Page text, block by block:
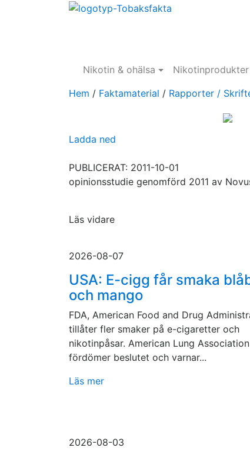
Nikotin & ohälsa Nikotinprodukter
Hem / Faktamaterial / Rapporter /
Ladda ned
PUBLICERAT: 2011-10-01
opinionsstudie genomförd 2011 av
Läs vidare
2026-08-07
USA: E-cigg får smaka
och mango
FDA, American Food and Drug
tillåter fler smaker på e-cigaretter och
nikotinpåsar. American Lung Association
fördömer beslutet och varnar...
Läs mer
2026-08-03